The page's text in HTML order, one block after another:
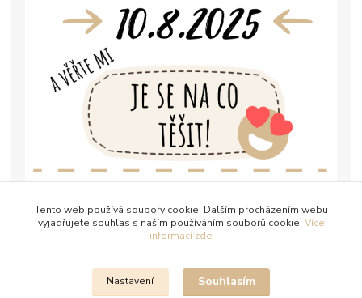
Tento web používá soubory cookie. Dalším procházením webu
vyjadřujete souhlas s naším používáním souborů cookie. Více
informací zde
Nastavení Souhlasím